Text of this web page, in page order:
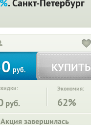
. Санкт-Петербург
руб. КУПИТЬ
руб.
Экономия:
62%
Акция завершилась